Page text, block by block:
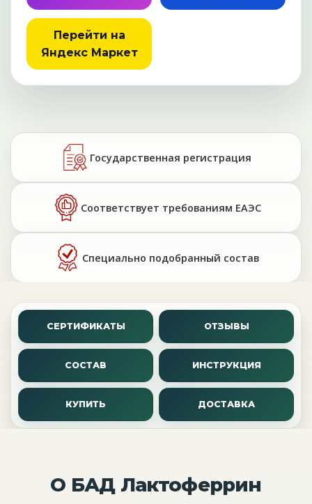
Перейти на
Яндекс Маркет
Государственная регистрация
Соответствует требованиям ЕАЭС
Специально подобранный состав
СЕРТИФИКАТЫ ОТЗЫВЫ
СОСТАВ ИНСТРУКЦИЯ
КУПИТЬ ДОСТАВКА
О БАД Лактоферрин